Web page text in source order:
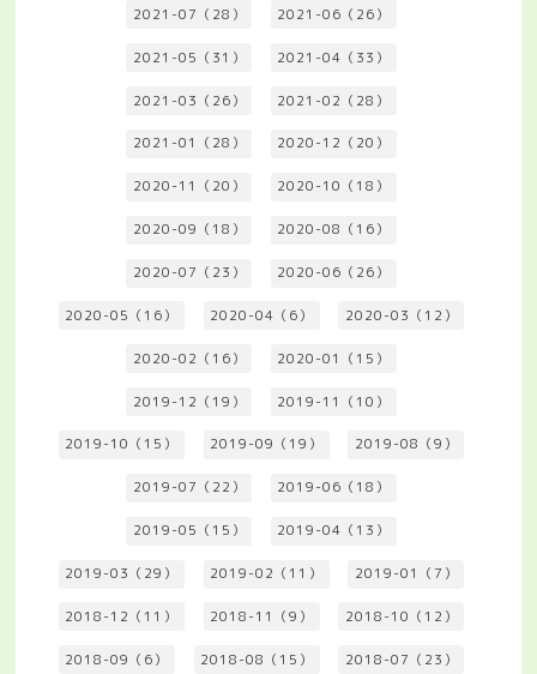
2021-07（28） 2021-06（26）
2021-05（31） 2021-04（33）
2021-03（26） 2021-02（28）
2021-01（28） 2020-12（20）
2020-11（20） 2020-10（18）
2020-09（18） 2020-08（16）
2020-07（23） 2020-06（26）
2020-05（16） 2020-04（6） 2020-03（12）
2020-02（16） 2020-01（15）
2019-12（19） 2019-11（10）
2019-10（15） 2019-09（19） 2019-08（9）
2019-07（22） 2019-06（18）
2019-05（15） 2019-04（13）
2019-03（29） 2019-02（11） 2019-01（7）
2018-12（11） 2018-11（9） 2018-10（12）
2018-09（6） 2018-08（15） 2018-07（23）